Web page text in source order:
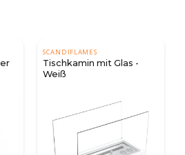
SCANDIFLAMES
Tischkamin mit Glas -
Weiß